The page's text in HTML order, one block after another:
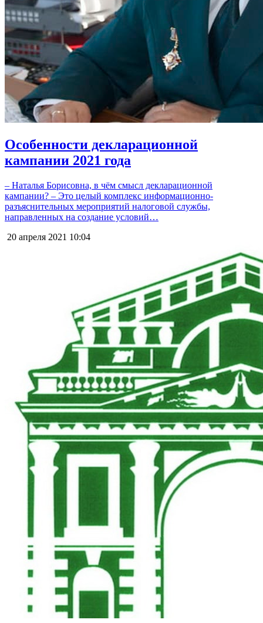
Особенности декларационной
кампании 2021 года
– Наталья Борисовна, в чём смысл декларационной
кампании? – Это целый комплекс информационно-
разъяснительных мероприятий налоговой службы,
направленных на создание условий…
20 апреля 2021 10:04